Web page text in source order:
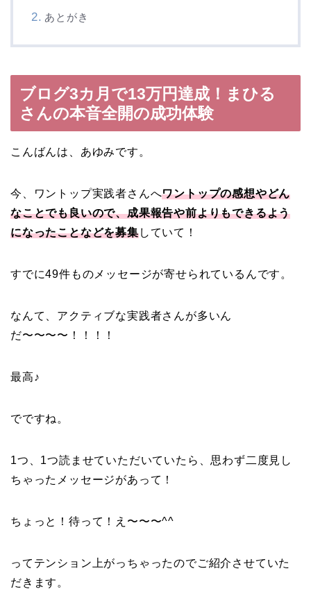
あとがき
ブログ3カ月で13万円達成！まひる
さんの本音全開の成功体験
こんばんは、あゆみです。
今、ワントップ実践者さんへワントップの感想やどん
なことでも良いので、成果報告や前よりもできるよう
になったことなどを募集していて！
すでに49件ものメッセージが寄せられているんです。
なんて、アクティブな実践者さんが多いん
だ〜〜〜〜！！！！
最高♪
でですね。
1つ、1つ読ませていただいていたら、思わず二度見し
ちゃったメッセージがあって！
ちょっと！待って！え〜〜〜^^
ってテンション上がっちゃったのでご紹介させていた
だきます。